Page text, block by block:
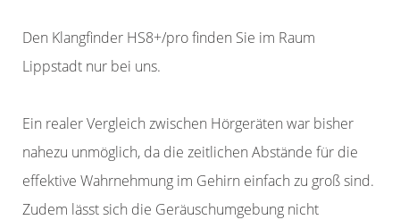
Den Klangfinder HS8+/pro finden Sie im Raum
Lippstadt nur bei uns.
Ein realer Vergleich zwischen Hörgeräten war bisher
nahezu unmöglich, da die zeitlichen Abstände für die
effektive Wahrnehmung im Gehirn einfach zu groß sind.
Zudem lässt sich die Geräuschumgebung nicht